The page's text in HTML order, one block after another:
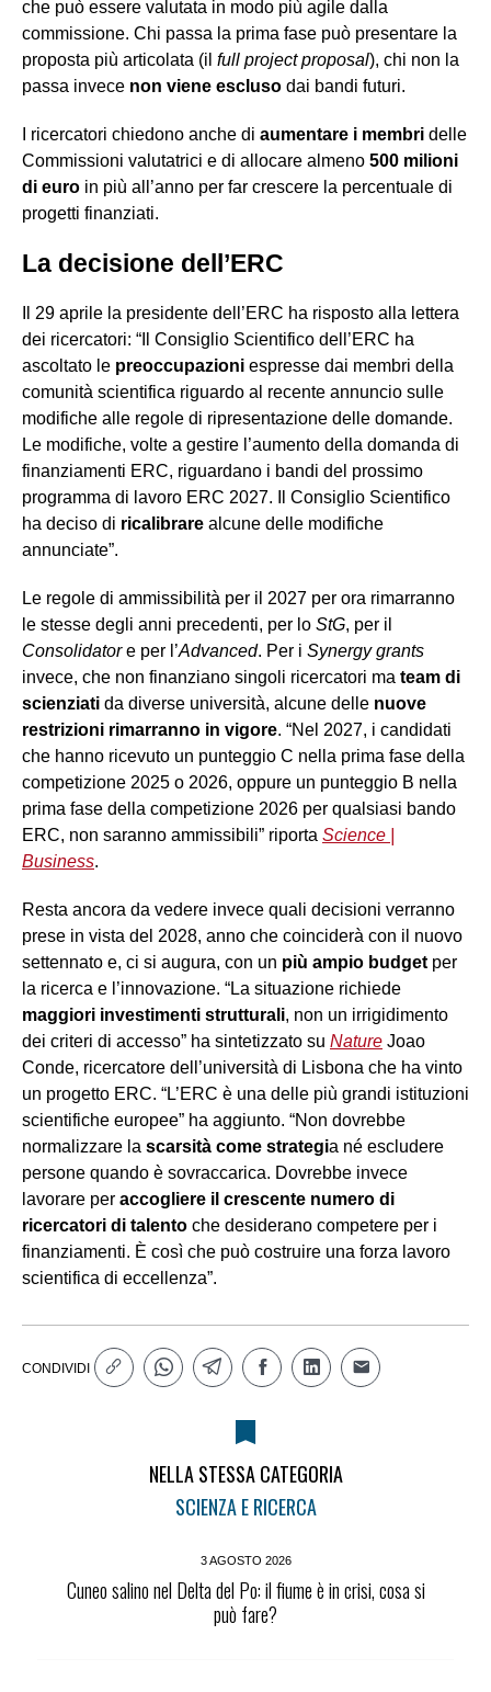
che può essere valutata in modo più agile dalla
commissione. Chi passa la prima fase può presentare la
proposta più articolata (il full project proposal), chi non la
passa invece non viene escluso dai bandi futuri.
I ricercatori chiedono anche di aumentare i membri delle
Commissioni valutatrici e di allocare almeno 500 milioni
di euro in più all’anno per far crescere la percentuale di
progetti finanziati.
La decisione dell’ERC
Il 29 aprile la presidente dell’ERC ha risposto alla lettera
dei ricercatori: “Il Consiglio Scientifico dell’ERC ha
ascoltato le preoccupazioni espresse dai membri della
comunità scientifica riguardo al recente annuncio sulle
modifiche alle regole di ripresentazione delle domande.
Le modifiche, volte a gestire l’aumento della domanda di
finanziamenti ERC, riguardano i bandi del prossimo
programma di lavoro ERC 2027. Il Consiglio Scientifico
ha deciso di ricalibrare alcune delle modifiche
annunciate”.
Le regole di ammissibilità per il 2027 per ora rimarranno
le stesse degli anni precedenti, per lo StG, per il
Consolidatore per l’Advanced. Per i Synergy grants
invece, che non finanziano singoli ricercatori ma team di
scienziati da diverse università, alcune delle nuove
restrizioni rimarranno in vigore. “Nel 2027, i candidati
che hanno ricevuto un punteggio C nella prima fase della
competizione 2025 o 2026, oppure un punteggio B nella
prima fase della competizione 2026 per qualsiasi bando
ERC, non saranno ammissibili” riporta Science |
Business.
Resta ancora da vedere invece quali decisioni verranno
prese in vista del 2028, anno che coinciderà con il nuovo
settennato e, ci si augura, con un più ampio budget per
la ricerca e l’innovazione. “La situazione richiede
maggiori investimenti strutturali, non un irrigidimento
dei criteri di accesso” ha sintetizzato su Nature Joao
Conde, ricercatore dell’università di Lisbona che ha vinto
un progetto ERC. “L’ERC è una delle più grandi istituzioni
scientifiche europee” ha aggiunto. “Non dovrebbe
normalizzare la scarsità come strategia né escludere
persone quando è sovraccarica. Dovrebbe invece
lavorare per accogliere il crescente numero di
ricercatori di talento che desiderano competere per i
finanziamenti. È così che può costruire una forza lavoro
scientifica di eccellenza”.
CONDIVIDI
NELLA STESSA CATEGORIA
SCIENZA E RICERCA
3 AGOSTO 2026
Cuneo salino nel Delta del Po: il fiume è in crisi, cosa si
può fare?